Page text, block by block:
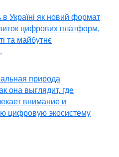
Україні як новий формат
цифрових платформ,
та майбутнє
природа
она выглядит, где
внимание и
цифровую экосистему